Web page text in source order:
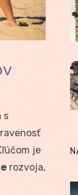
s
je
rozvoja,